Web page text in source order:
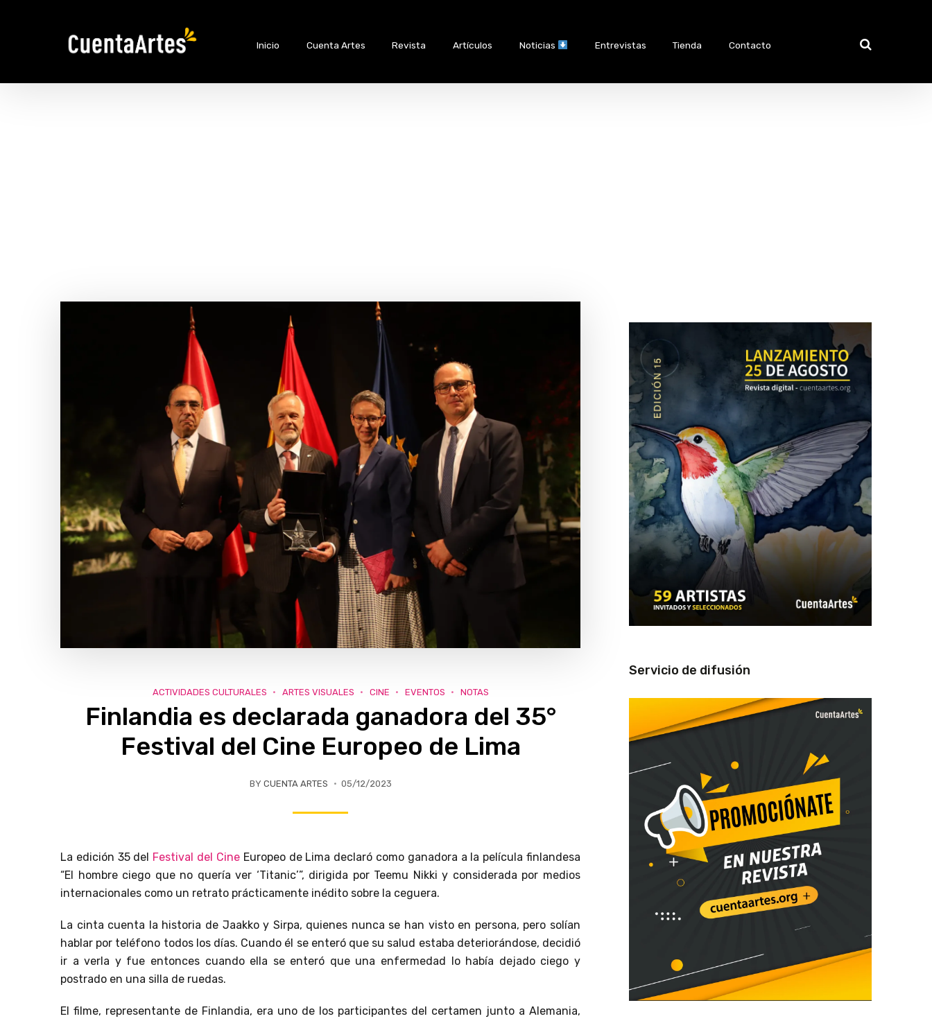
Inicio Cuenta Artes Revista Artículos Noticias Entrevistas Tienda Contacto
ACTIVIDADES CULTURALES ARTES VISUALES CINE EVENTOS NOTAS
Finlandia es declarada ganadora del 35°
Festival del Cine Europeo de Lima
BY CUENTA ARTES 05/12/2023
La edición 35 del Festival del CineEuropeo de Lima declaró como ganadora a la película finlandesa
“El hombre ciego que no quería ver ‘Titanic’”, dirigida por Teemu Nikki y considerada por medios
internacionales como un retrato prácticamente inédito sobre la ceguera.
La cinta cuenta la historia de Jaakko y Sirpa, quienes nunca se han visto en persona, pero solían
hablar por teléfono todos los días. Cuando él se enteró que su salud estaba deteriorándose, decidió
ir a verla y fue entonces cuando ella se enteró que una enfermedad lo había dejado ciego y
postrado en una silla de ruedas.
El filme, representante de Finlandia, era uno de los participantes del certamen junto a Alemania,
Servicio de difusión